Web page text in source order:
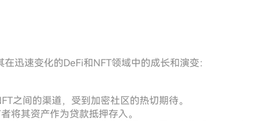
迅速变化的DeFi和NFT领域中的成长和演变：
之间的渠道，受到加密社区的热切期待。
将其资产作为贷款抵押存入。